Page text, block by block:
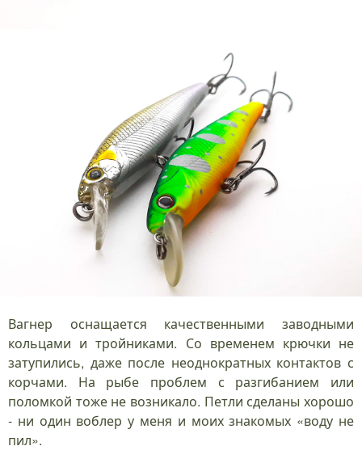
Вагнер оснащается качественными заводными
кольцами и тройниками. Со временем крючки не
затупились, даже после неоднократных контактов с
корчами. На рыбе проблем с разгибанием или
поломкой тоже не возникало. Петли сделаны хорошо
- ни один воблер у меня и моих знакомых «воду не
пил».